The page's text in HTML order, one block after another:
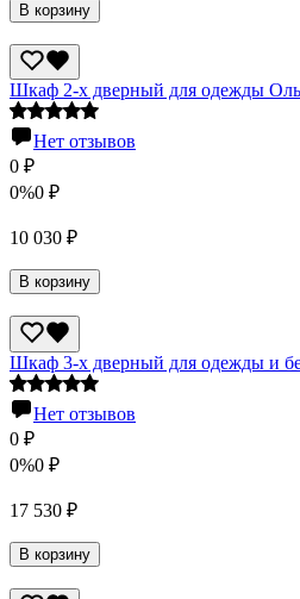
В корзину
Шкаф 2-х дверный для одежды
Нет отзывов
0 ₽
0%0 ₽
10 030 ₽
В корзину
Шкаф 3-х дверный для одежды и
Нет отзывов
0 ₽
0%0 ₽
17 530 ₽
В корзину